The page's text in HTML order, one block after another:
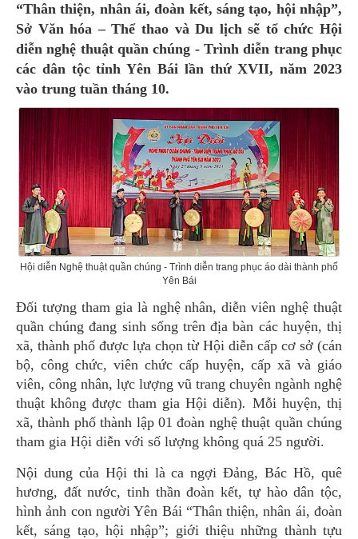
“Thân thiện, nhân ái, đoàn kết, sáng tạo, hội nhập”,
Sở Văn hóa – Thể thao và Du lịch sẽ tổ chức Hội
diễn nghệ thuật quần chúng - Trình diễn trang phục
các dân tộc tỉnh Yên Bái lần thứ XVII, năm 2023
vào trung tuần tháng 10.
Hội diễn Nghệ thuật quần chúng - Trình diễn trang phục áo dài thành phố
Yên Bái
Đối tượng tham gia là nghệ nhân, diễn viên nghệ thuật
quần chúng đang sinh sống trên địa bàn các huyện, thị
xã, thành phố được lựa chọn từ Hội diễn cấp cơ sở (cán
bộ, công chức, viên chức cấp huyện, cấp xã và giáo
viên, công nhân, lực lượng vũ trang chuyên ngành nghệ
thuật không được tham gia Hội diễn). Mỗi huyện, thị
xã, thành phố thành lập 01 đoàn nghệ thuật quần chúng
tham gia Hội diễn với số lượng không quá 25 người.
Nội dung của Hội thi là ca ngợi Đảng, Bác Hồ, quê
hương, đất nước, tinh thần đoàn kết, tự hào dân tộc,
hình ảnh con người Yên Bái “Thân thiện, nhân ái, đoàn
kết, sáng tạo, hội nhập”; giới thiệu những thành tựu